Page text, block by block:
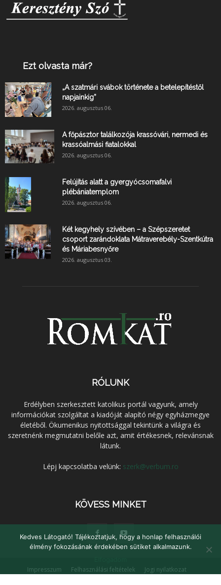
Ezt olvasta már?
„A szatmári svábok története a betelepítéstől
napjainkig”
2026. augusztus 06.
A főpásztor találkozója krassóvári, nermedi és
krassóalmási fiatalokkal
2026. augusztus 06.
Felújítás alatt a gyergyócsomafalvi
plébániatemplom
2026. augusztus 06.
Két kegyhely szívében – a Szépszeretet
csoport zarándoklata Mátraverebély-Szentkútra
és Máriabesnyőre
2026. augusztus 03.
RÓLUNK
Erdélyben szerkesztett katolikus portál vagyunk, amely
információkat szolgáltat a kiadóját alapító négy egyházmegye
életéből. Ökumenikus nyitottsággal tekintünk a világra és
szeretnénk megmutatni belőle azt, amit értékesnek, relevánsnak
látunk.
Lépj kapcsolatba velünk: szerk@verbum.ro
KÖVESS MINKET
Impresszum Felhasználási feltételek
Jogi nyilatkozat
Kedves Látogató! Tájékoztatjuk, hogy a honlap felhasználói
élmény fokozásának érdekében sütiket alkalmazunk.